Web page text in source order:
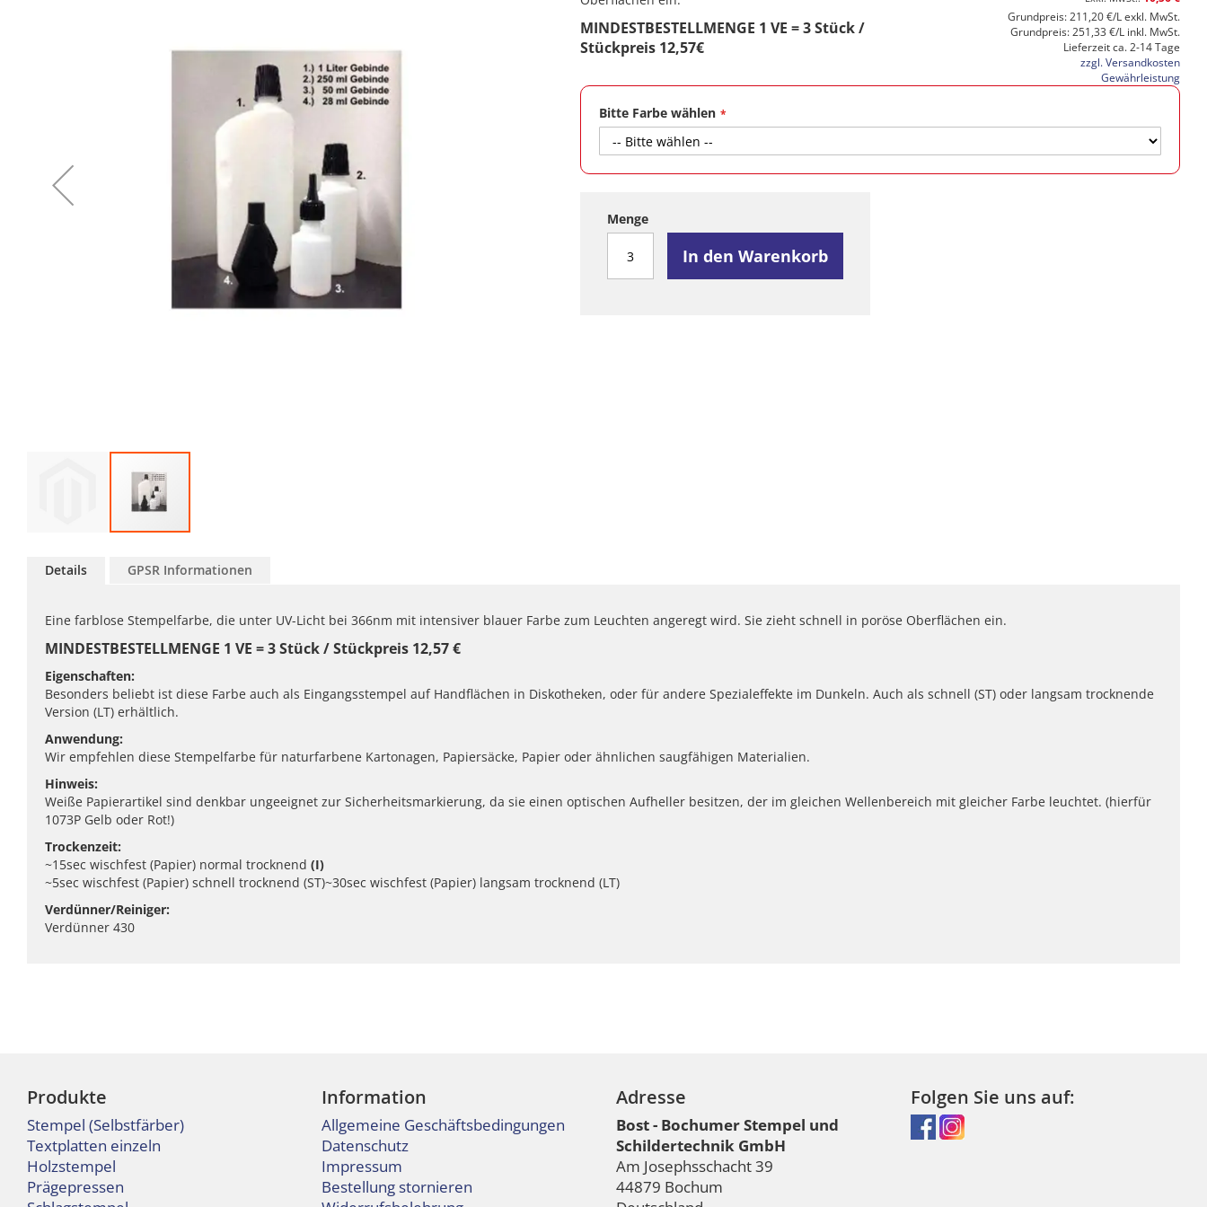
der
springen
Grundpreis: 211,20 €/L exkl. MwSt.
Grundpreis: 251,33 €/L inkl. MwSt.
Lieferzeit ca. 2-14 Tage
zzgl. Versandkosten
Gewährleistung
MINDESTBESTELLMENGE 1 VE = 3 Stück /
Stückpreis 12,57€
Bitte Farbe wählen
Menge
In den Warenkorb
Details
Eine farblose Stempelfarbe, die unter UV-Licht bei 366nm mit intensiver blauer Farbe zum Leuchten angeregt wird. Sie zieht schnell in poröse Oberflächen ein.
MINDESTBESTELLMENGE 1 VE = 3 Stück / Stückpreis 12,57 €
Eigenschaften:
Besonders beliebt ist diese Farbe auch als Eingangsstempel auf Handflächen in Diskotheken, oder für andere Spezialeffekte im Dunkeln. Auch als schnell (ST) oder langsam trocknende
Version (LT) erhältlich.
Anwendung:
Wir empfehlen diese Stempelfarbe für naturfarbene Kartonagen, Papiersäcke, Papier oder ähnlichen saugfähigen Materialien.
Hinweis:
Weiße Papierartikel sind denkbar ungeeignet zur Sicherheitsmarkierung, da sie einen optischen Aufheller besitzen, der im gleichen Wellenbereich mit gleicher Farbe leuchtet. (hierfür
1073P Gelb oder Rot!)
Trockenzeit:
~15sec wischfest (Papier) normal trocknend (I)
~5sec wischfest (Papier) schnell trocknend (ST)~30sec wischfest (Papier) langsam trocknend (LT)
Verdünner/Reiniger:
Verdünner 430
GPSR Informationen
Produkte
Stempel (Selbstfärber)
Textplatten einzeln
Holzstempel
Prägepressen
Information
Allgemeine Geschäftsbedingungen
Datenschutz
Impressum
Bestellung stornieren
Adresse
Bost - Bochumer Stempel und
Schildertechnik GmbH
Am Josephsschacht 39
44879 Bochum
Folgen Sie uns auf: